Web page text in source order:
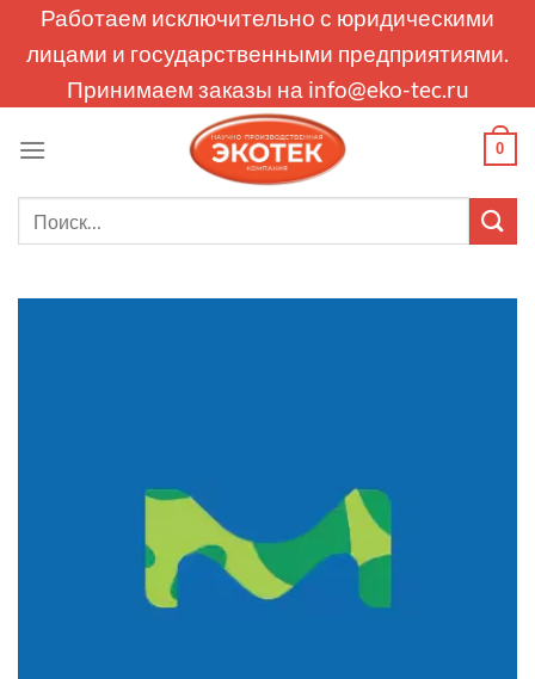
Работаем исключительно с юридическими
лицами и государственными предприятиями.
Принимаем заказы на info@eko-tec.ru
0